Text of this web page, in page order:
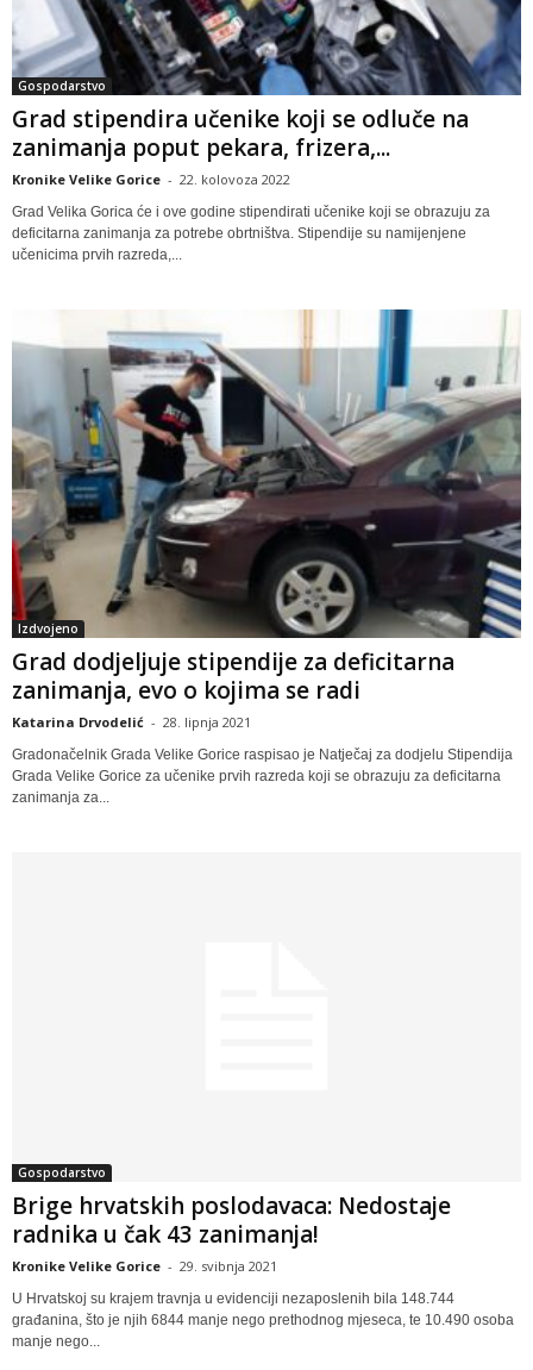
Gospodarstvo
Grad stipendira učenike koji se odluče na
zanimanja poput pekara, frizera,...
Kronike Velike Gorice - 22. kolovoza 2022
Grad Velika Gorica će i ove godine stipendirati učenike koji se obrazuju za
deficitarna zanimanja za potrebe obrtništva. Stipendije su namijenjene
učenicima prvih razreda,...
Izdvojeno
Grad dodjeljuje stipendije za deficitarna
zanimanja, evo o kojima se radi
Katarina Drvodelić - 28. lipnja 2021
Gradonačelnik Grada Velike Gorice raspisao je Natječaj za dodjelu Stipendija
Grada Velike Gorice za učenike prvih razreda koji se obrazuju za deficitarna
zanimanja za...
Gospodarstvo
Brige hrvatskih poslodavaca: Nedostaje
radnika u čak 43 zanimanja!
Kronike Velike Gorice - 29. svibnja 2021
U Hrvatskoj su krajem travnja u evidenciji nezaposlenih bila 148.744
građanina, što je njih 6844 manje nego prethodnog mjeseca, te 10.490 osoba
manje nego...